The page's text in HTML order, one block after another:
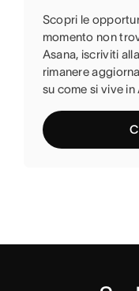
Scopri le
momento non
Asana, iscriviti
rimanere
su come si vive in